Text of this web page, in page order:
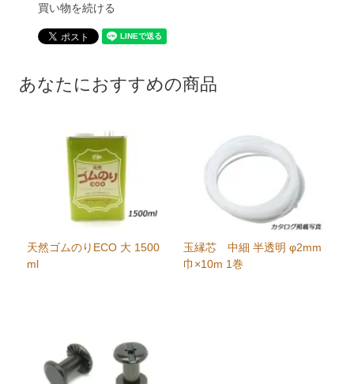
買い物を続ける
あなたにおすすめの商品
天然ゴムのりECO 大 1500
ml
玉縁芯 中細 半透明 φ2mm
巾×10m 1巻